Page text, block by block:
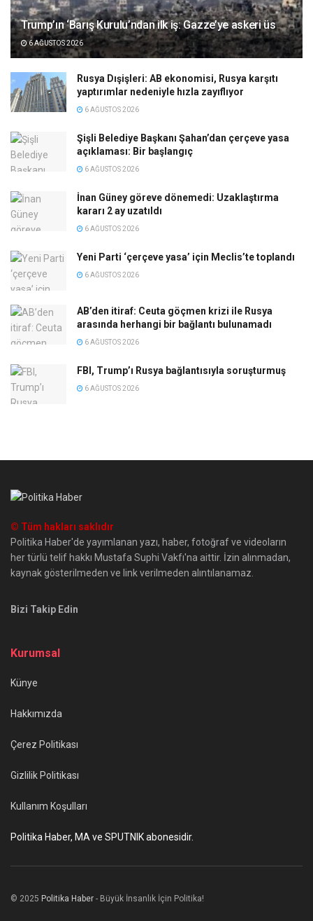
Trump’ın ‘Barış Kurulu’ndan ilk iş: Gazze’ye askeri üs
6 AĞUSTOS 2026
Rusya Dışişleri: AB ekonomisi, Rusya karşıtı
yaptırımlar nedeniyle hızla zayıflıyor
6 AĞUSTOS 2026
Şişli Belediye Başkanı Şahan’dan çerçeve yasa
açıklaması: Bir başlangıç
6 AĞUSTOS 2026
İnan Güney göreve dönemedi: Uzaklaştırma
kararı 2 ay uzatıldı
6 AĞUSTOS 2026
Yeni Parti ‘çerçeve yasa’ için Meclis’te toplandı
6 AĞUSTOS 2026
AB’den itiraf: Ceuta göçmen krizi ile Rusya
arasında herhangi bir bağlantı bulunamadı
6 AĞUSTOS 2026
FBI, Trump’ı Rusya bağlantısıyla soruşturmuş
6 AĞUSTOS 2026
© Tüm hakları saklıdır
Politika Haber'de yayımlanan yazı, haber, fotoğraf ve videoların
her türlü telif hakkı Mustafa Suphi Vakfı'na aittir. İzin alınmadan,
kaynak gösterilmeden ve link verilmeden alıntılanamaz.
Bizi Takip Edin
Kurumsal
Künye
Hakkımızda
Çerez Politikası
Gizlilik Politikası
Kullanım Koşulları
Politika Haber, MA ve SPUTNIK abonesidir.
© 2025 Politika Haber - Büyük İnsanlık İçin Politika!